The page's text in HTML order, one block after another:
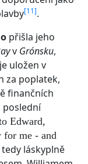
[11].
přišla jeho
v Grónsku,
uložen v
za poplatek,
finančních
poslední
Edward,
for me - and
tedy láskyplně